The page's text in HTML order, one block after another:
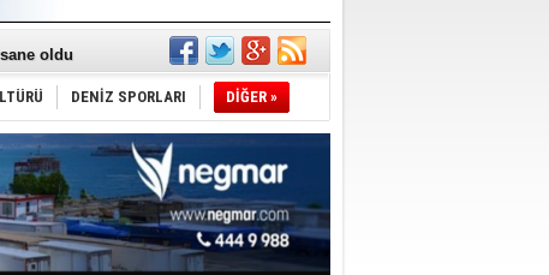
oldu
yapacak
istiyor
DENİZ SPORLARI DİĞER »